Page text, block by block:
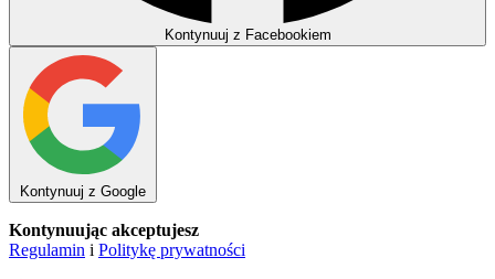
Kontynuuj z Facebookiem
Kontynuuj z Google
Kontynuując akceptujesz
Regulamin i Politykę prywatności